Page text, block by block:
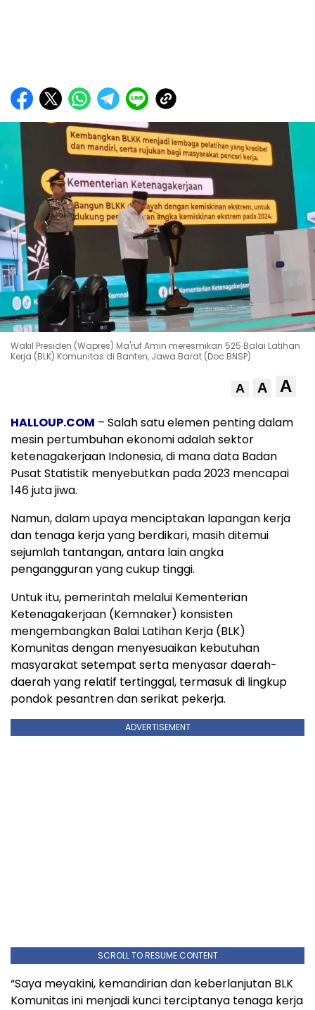
Wakil Presiden (Wapres) Ma'ruf Amin meresmikan 525 Balai Latihan
Kerja (BLK) Komunitas di Banten, Jawa Barat (Doc.BNSP)
A A A
HALLOUP.COM – Salah satu elemen penting dalam
mesin pertumbuhan ekonomi adalah sektor
ketenagakerjaan Indonesia, di mana data Badan
Pusat Statistik menyebutkan pada 2023 mencapai
146 juta jiwa.
Namun, dalam upaya menciptakan lapangan kerja
dan tenaga kerja yang berdikari, masih ditemui
sejumlah tantangan, antara lain angka
pengangguran yang cukup tinggi.
Untuk itu, pemerintah melalui Kementerian
Ketenagakerjaan (Kemnaker) konsisten
mengembangkan Balai Latihan Kerja (BLK)
Komunitas dengan menyesuaikan kebutuhan
masyarakat setempat serta menyasar daerah-
daerah yang relatif tertinggal, termasuk di lingkup
pondok pesantren dan serikat pekerja.
ADVERTISEMENT
SCROLL TO RESUME CONTENT
“Saya meyakini, kemandirian dan keberlanjutan BLK
Komunitas ini menjadi kunci terciptanya tenaga kerja